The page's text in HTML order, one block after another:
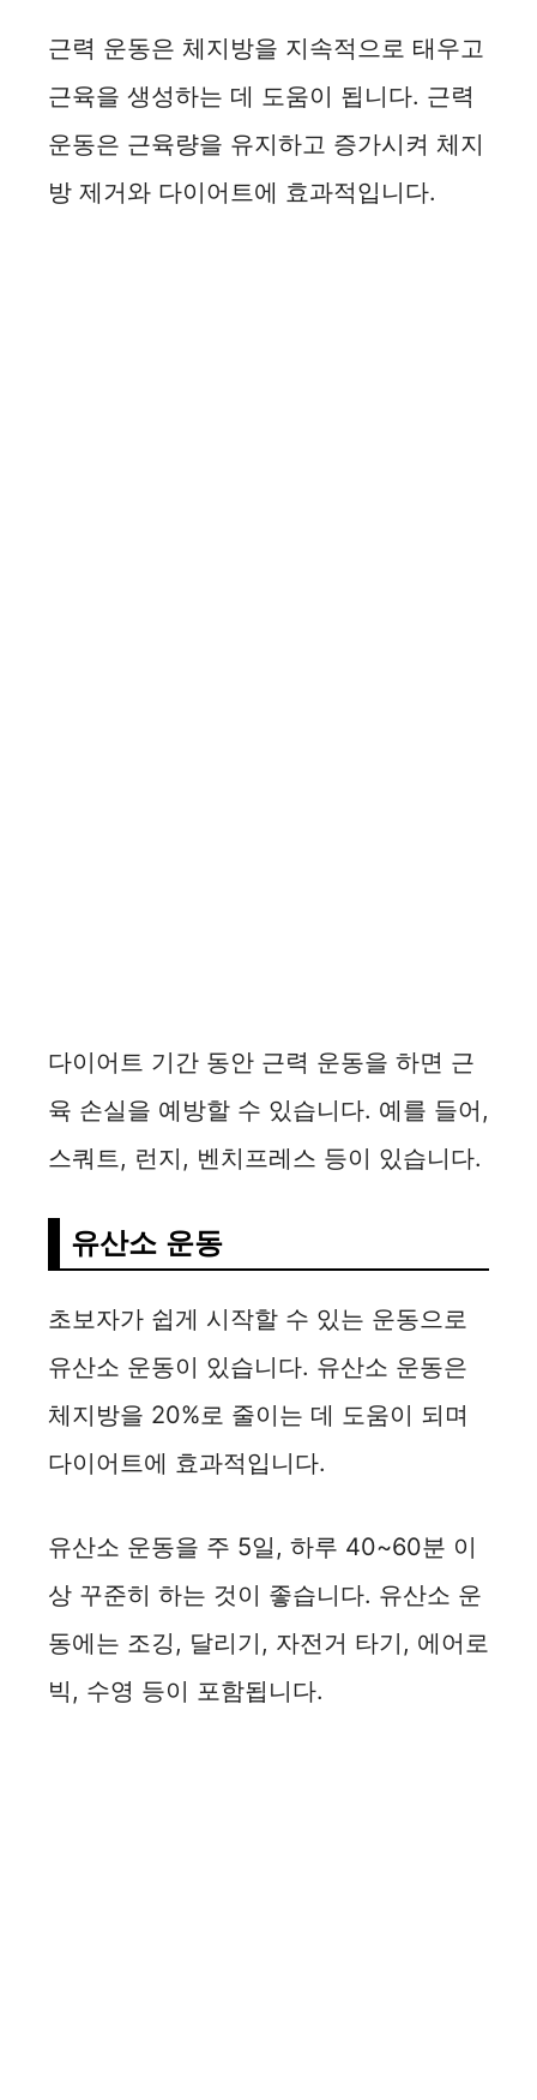
근력 운동은 체지방을 지속적으로 태우고
근육을 생성하는 데 도움이 됩니다. 근력
운동은 근육량을 유지하고 증가시켜 체지
방 제거와 다이어트에 효과적입니다.
다이어트 기간 동안 근력 운동을 하면 근
육 손실을 예방할 수 있습니다. 예를 들어,
스쿼트, 런지, 벤치프레스 등이 있습니다.
유산소 운동
초보자가 쉽게 시작할 수 있는 운동으로
유산소 운동이 있습니다. 유산소 운동은
체지방을 20%로 줄이는 데 도움이 되며
다이어트에 효과적입니다.
유산소 운동을 주 5일, 하루 40~60분 이
상 꾸준히 하는 것이 좋습니다. 유산소 운
동에는 조깅, 달리기, 자전거 타기, 에어로
빅, 수영 등이 포함됩니다.